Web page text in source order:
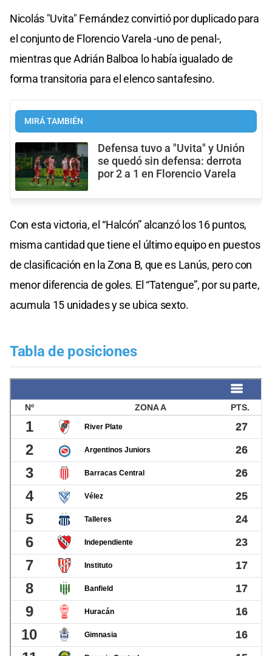
Nicolás "Uvita" Fernández convirtió por duplicado para
el conjunto de Florencio Varela -uno de penal-,
mientras que Adrián Balboa lo había igualado de
forma transitoria para el elenco santafesino.
MIRÁ TAMBIÉN
Defensa tuvo a "Uvita" y Unión
se quedó sin defensa: derrota
por 2 a 1 en Florencio Varela
Con esta victoria, el “Halcón” alcanzó los 16 puntos,
misma cantidad que tiene el último equipo en puestos
de clasificación en la Zona B, que es Lanús, pero con
menor diferencia de goles. El “Tatengue”, por su parte,
acumula 15 unidades y se ubica sexto.
Tabla de posiciones